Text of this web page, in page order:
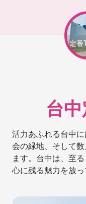
定番
台
活力あふれる台中
会の緑地、そして
ます。台中は、至
心に残る魅力を放っ